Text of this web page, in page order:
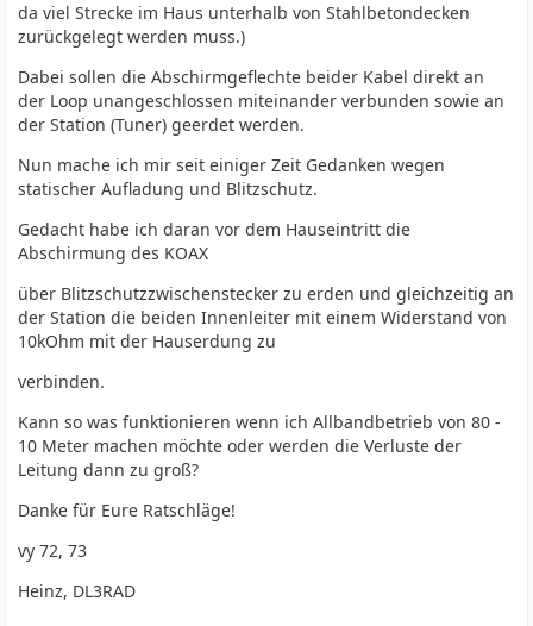
da viel Strecke im Haus unterhalb von Stahlbetondecken
zurückgelegt werden muss.)
Dabei sollen die Abschirmgeflechte beider Kabel direkt an
der Loop unangeschlossen miteinander verbunden sowie an
der Station (Tuner) geerdet werden.
Nun mache ich mir seit einiger Zeit Gedanken wegen
statischer Aufladung und Blitzschutz.
Gedacht habe ich daran vor dem Hauseintritt die
Abschirmung des KOAX
über Blitzschutzzwischenstecker zu erden und gleichzeitig an
der Station die beiden Innenleiter mit einem Widerstand von
10kOhm mit der Hauserdung zu
verbinden.
Kann so was funktionieren wenn ich Allbandbetrieb von 80 -
10 Meter machen möchte oder werden die Verluste der
Leitung dann zu groß?
Danke für Eure Ratschläge!
vy 72, 73
Heinz, DL3RAD